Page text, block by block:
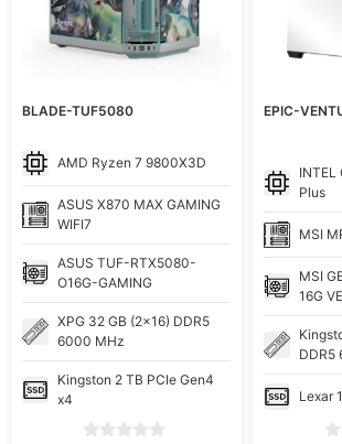
BLADE-TUF5080
AMD Ryzen 7 9800X3D
ASUS X870 MAX GAMING
WIFI7
ASUS TUF-RTX5080-
O16G-GAMING
XPG 32 GB (2x16) DDR5
6000 MHz
Kingston 2 TB PCIe Gen4
x4
EPIC-
INTEL
Plus
MSI
MSI
16G
DDR5
Lexar